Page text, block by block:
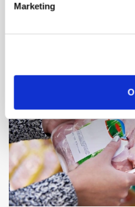
Marketing
18 montører står klar i